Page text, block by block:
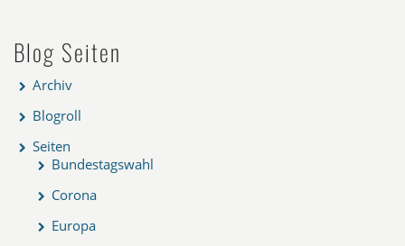
Blog Seiten
Archiv
Blogroll
Seiten
Bundestagswahl
Corona
Europa